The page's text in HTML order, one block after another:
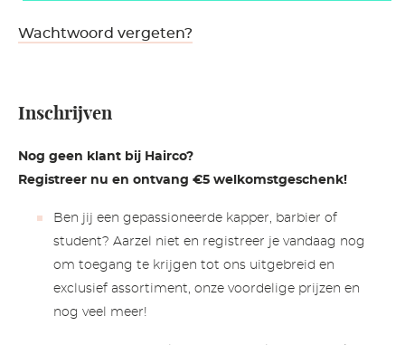
Wachtwoord vergeten?
Inschrijven
Nog geen klant bij Hairco?
Registreer nu en ontvang €5 welkomstgeschenk!
Ben jij een gepassioneerde kapper, barbier of
student? Aarzel niet en registreer je vandaag nog
om toegang te krijgen tot ons uitgebreid en
exclusief assortiment, onze voordelige prijzen en
nog veel meer!